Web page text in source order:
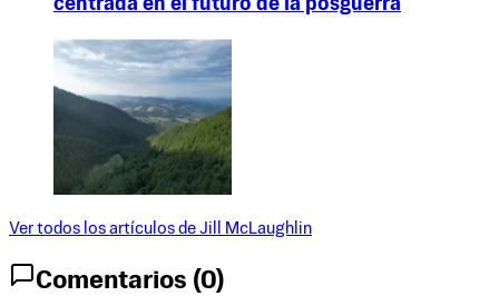
centrada en el futuro de la posguerra
Ver todos los artículos de Jill McLaughlin
Comentarios (0)